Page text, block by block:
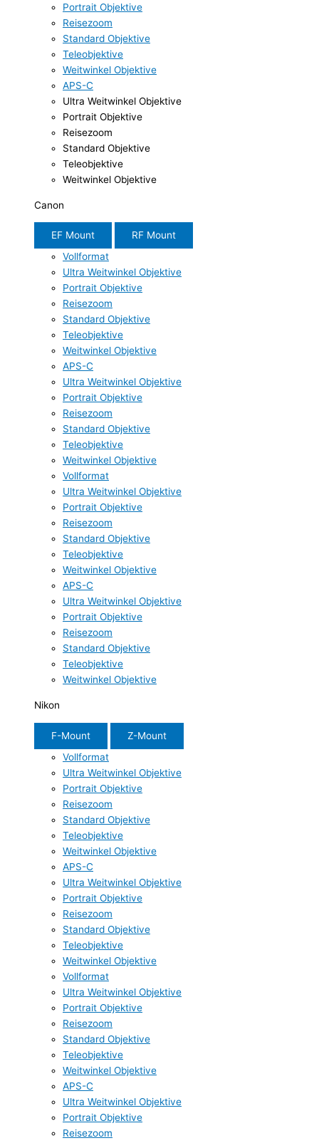
Portrait Objektive
Reisezoom
Standard Objektive
Teleobjektive
Weitwinkel Objektive
APS-C
Ultra Weitwinkel Objektive
Portrait Objektive
Reisezoom
Standard Objektive
Teleobjektive
Weitwinkel Objektive
Canon
EF Mount
RF Mount
Vollformat
Ultra Weitwinkel Objektive
Portrait Objektive
Reisezoom
Standard Objektive
Teleobjektive
Weitwinkel Objektive
APS-C
Ultra Weitwinkel Objektive
Portrait Objektive
Reisezoom
Standard Objektive
Teleobjektive
Weitwinkel Objektive
Vollformat
Ultra Weitwinkel Objektive
Portrait Objektive
Reisezoom
Standard Objektive
Teleobjektive
Weitwinkel Objektive
APS-C
Ultra Weitwinkel Objektive
Portrait Objektive
Reisezoom
Standard Objektive
Teleobjektive
Weitwinkel Objektive
Nikon
F-Mount
Z-Mount
Vollformat
Ultra Weitwinkel Objektive
Portrait Objektive
Reisezoom
Standard Objektive
Teleobjektive
Weitwinkel Objektive
APS-C
Ultra Weitwinkel Objektive
Portrait Objektive
Reisezoom
Standard Objektive
Teleobjektive
Weitwinkel Objektive
Vollformat
Ultra Weitwinkel Objektive
Portrait Objektive
Reisezoom
Standard Objektive
Teleobjektive
Weitwinkel Objektive
APS-C
Ultra Weitwinkel Objektive
Portrait Objektive
Reisezoom